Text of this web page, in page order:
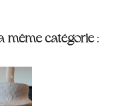
même catégorie :